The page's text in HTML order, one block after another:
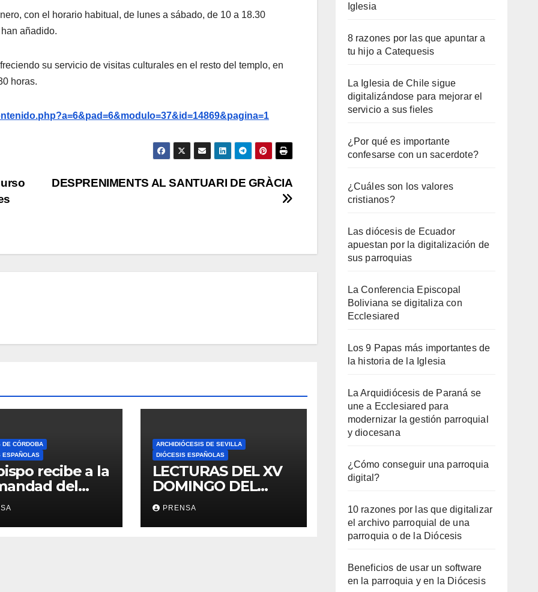
con el horario habitual, de lunes a sábado, de 10 a 18.30
añadido.
su servicio de visitas culturales en el resto del templo, en
horas.
DESPRENIMENTS AL SANTUARI DE GRÀCIA
DE CÓRDOBA
ESPAÑOLAS
recibe a la
del
ARCHIDIÓCESIS DE SEVILLA
DIÓCESIS ESPAÑOLAS
LECTURAS DEL XV
DOMINGO DEL
TIEMPO
ORDINARIO (A)
PRENSA
Iglesia
8 razones por las que apuntar a
tu hijo a Catequesis
La Iglesia de Chile sigue
digitalizándose para mejorar el
servicio a sus fieles
¿Por qué es importante
confesarse con un sacerdote?
¿Cuáles son los valores
cristianos?
Las diócesis de Ecuador
apuestan por la digitalización de
sus parroquias
La Conferencia Episcopal
Boliviana se digitaliza con
Ecclesiared
Los 9 Papas más importantes de
la historia de la Iglesia
La Arquidiócesis de Paraná se
une a Ecclesiared para
modernizar la gestión parroquial
y diocesana
¿Cómo conseguir una parroquia
digital?
10 razones por las que digitalizar
el archivo parroquial de una
parroquia o de la Diócesis
Beneficios de usar un software
en la parroquia y en la Diócesis